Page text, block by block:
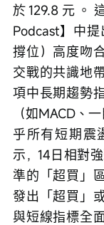
於129.8元。
Podcast】中
撐位）高度吻
交戰的共識地
項中長期趨勢
（如MACD、
乎所有短期震
示，14日相對
準的「超買」
發出「超買」
與短線指標全